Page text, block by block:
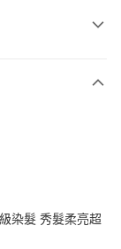
染髮 秀髮柔亮超